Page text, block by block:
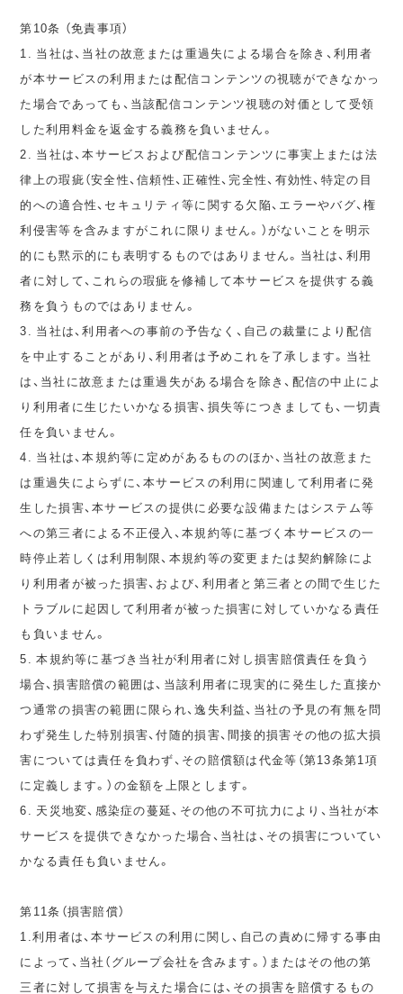
第10条 （免責事項）
1. 当社は、当社の故意または重過失による場合を除き、利用者
が本サービスの利用または配信コンテンツの視聴ができなかっ
た場合であっても、当該配信コンテンツ視聴の対価として受領
した利用料金を返金する義務を負いません。
2. 当社は、本サービスおよび配信コンテンツに事実上または法
律上の瑕疵（安全性、信頼性、正確性、完全性、有効性、特定の目
的への適合性、セキュリティ等に関する欠陥、エラーやバグ、権
利侵害等を含みますがこれに限りません。）がないことを明示
的にも黙示的にも表明するものではありません。当社は、利用
者に対して、これらの瑕疵を修補して本サービスを提供する義
務を負うものではありません。
3. 当社は、利用者への事前の予告なく、自己の裁量により配信
を中止することがあり、利用者は予めこれを了承します。当社
は、当社に故意または重過失がある場合を除き、配信の中止によ
り利用者に生じたいかなる損害、損失等につきましても、一切責
任を負いません。
4. 当社は、本規約等に定めがあるもののほか、当社の故意また
は重過失によらずに、本サービスの利用に関連して利用者に発
生した損害、本サービスの提供に必要な設備またはシステム等
への第三者による不正侵入、本規約等に基づく本サービスの一
時停止若しくは利用制限、本規約等の変更または契約解除によ
り利用者が被った損害、および、利用者と第三者との間で生じた
トラブルに起因して利用者が被った損害に対していかなる責任
も負いません。
5. 本規約等に基づき当社が利用者に対し損害賠償責任を負う
場合、損害賠償の範囲は、当該利用者に現実的に発生した直接か
つ通常の損害の範囲に限られ、逸失利益、当社の予見の有無を問
わず発生した特別損害、付随的損害、間接的損害その他の拡大損
害については責任を負わず、その賠償額は代金等（第13条第1項
に定義します。）の金額を上限とします。
6. 天災地変、感染症の蔓延、その他の不可抗力により、当社が本
サービスを提供できなかった場合、当社は、その損害についてい
かなる責任も負いません。
第11条（損害賠償）
1.利用者は、本サービスの利用に関し、自己の責めに帰する事由
によって、当社（グループ会社を含みます。）またはその他の第
三者に対して損害を与えた場合には、その損害を賠償するもの